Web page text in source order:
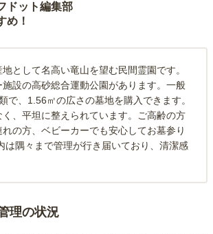
ドット編集部
め！
として名高い竜山を望む民間霊園です。
設の高砂総合運動公園があります。一般
で、1.56㎡の広さの墓地を購入できます。
、平坦に整えられています。ご高齢の方
の方、ベビーカーでも安心してお墓参り
は隅々まで管理が行き届いており、清潔感
理の状況